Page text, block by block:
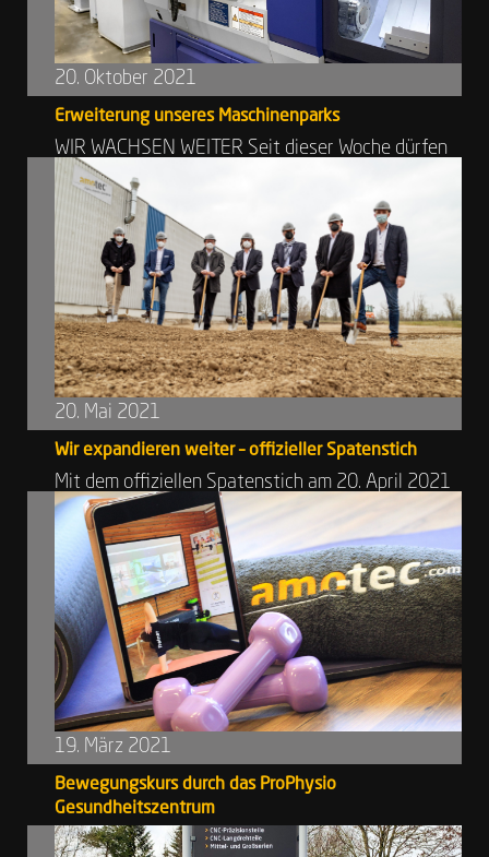
20. Oktober 2021
Erweiterung unseres Maschinenparks
WIR WACHSEN WEITER Seit dieser Woche dürfen
wir die neue Star SX-38 zu unserem
Maschinenpark zählen. Sie ist speziell ...
20. Mai 2021
Wir expandieren weiter – offizieller Spatenstich
Mit dem offiziellen Spatenstich am 20. April 2021
wurde der Grundstein für weiteres Wachstum
gelegt. Bis Ende des Jahre...
19. März 2021
Bewegungskurs durch das ProPhysio
Gesundheitszentrum
Im Rahmen des betrieblichen